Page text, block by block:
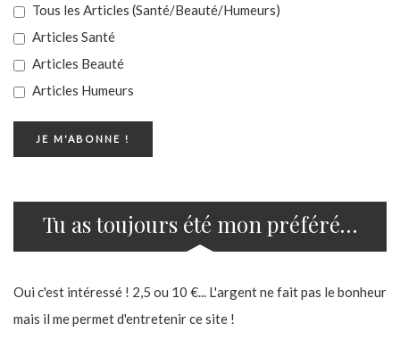
Tous les Articles (Santé/Beauté/Humeurs)
Articles Santé
Articles Beauté
Articles Humeurs
Tu as toujours été mon préféré…
Oui c'est intéressé ! 2,5 ou 10 €... L'argent ne fait pas le bonheur
mais il me permet d'entretenir ce site !